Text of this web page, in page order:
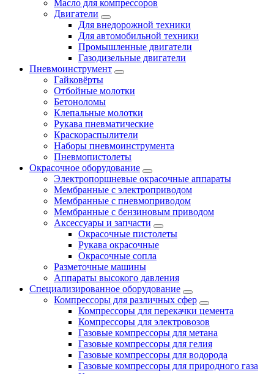
Масло для компрессоров
Двигатели
Для внедорожной техники
Для автомобильной техники
Промышленные двигатели
Газодизельные двигатели
Пневмоинструмент
Гайковёрты
Отбойные молотки
Бетоноломы
Клепальные молотки
Рукава пневматические
Краскораспылители
Наборы пневмоинструмента
Пневмопистолеты
Окрасочное оборудование
Электропоршневые окрасочные аппараты
Мембранные с электроприводом
Мембранные с пневмоприводом
Мембранные с бензиновым приводом
Аксессуары и запчасти
Окрасочные пистолеты
Рукава окрасочные
Окрасочные сопла
Разметочные машины
Аппараты высокого давления
Специализированное оборудование
Компрессоры для различных сфер
Компрессоры для перекачки цемента
Компрессоры для электровозов
Газовые компрессоры для метана
Газовые компрессоры для гелия
Газовые компрессоры для водорода
Газовые компрессоры для природного газа